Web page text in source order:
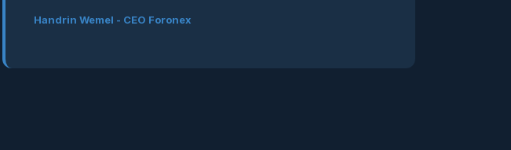
Handrin Wemel - CEO Foronex